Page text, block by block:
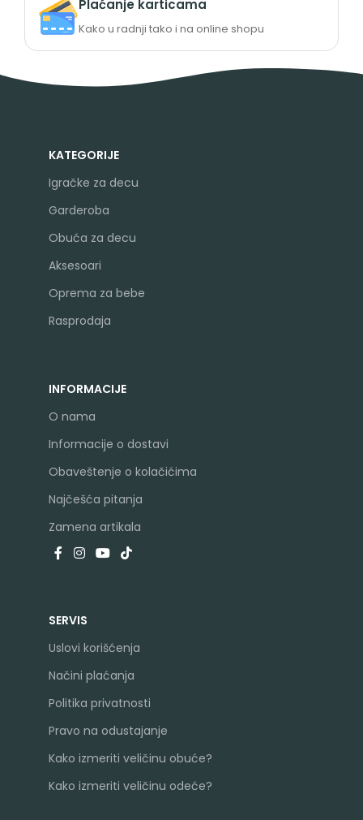
Plaćanje karticama
Kako u radnji tako i na online shopu
KATEGORIJE
Igračke za decu
Garderoba
Obuća za decu
Aksesoari
Oprema za bebe
Rasprodaja
INFORMACIJE
O nama
Informacije o dostavi
Obaveštenje o kolačićima
Najčešća pitanja
Zamena artikala
SERVIS
Uslovi korišćenja
Načini plaćanja
Politika privatnosti
Pravo na odustajanje
Kako izmeriti veličinu obuće?
Kako izmeriti veličinu odeće?